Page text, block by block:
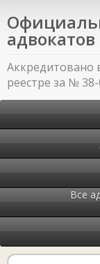
реестре за №
Все